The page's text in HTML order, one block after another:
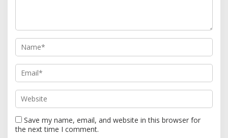
Save my name, email, and website in this browser for
the next time I comment.